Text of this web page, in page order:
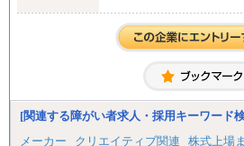
大学院修了・大学卒業
短期大学・専門学校（2
慮して給与を決定いたしま
※試用期間中も給与に変
中途：
（1）事務職（総合職・
合職・正社員）
月給 208,000円以上
[関連する障がい者求人・採用キーワード
メーカー
クリエイティブ関連 株式上場